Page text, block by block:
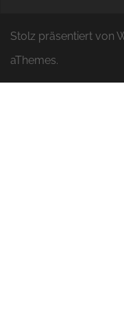
Stolz präsentiert von
aThemes.